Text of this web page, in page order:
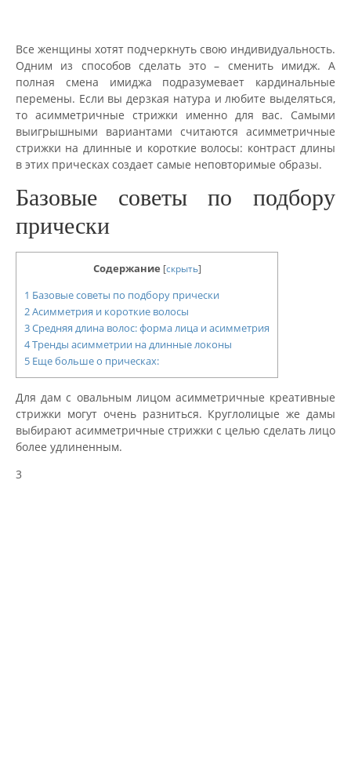
Все женщины хотят подчеркнуть свою индивидуальность.
Одним из способов сделать это – сменить имидж. А
полная смена имиджа подразумевает кардинальные
перемены. Если вы дерзкая натура и любите выделяться,
то асимметричные стрижки именно для вас. Самыми
выигрышными вариантами считаются асимметричные
стрижки на длинные и короткие волосы: контраст длины
в этих прическах создает самые неповторимые образы.
Базовые советы по подбору
прически
Содержание [скрыть]
1 Базовые советы по подбору прически
2Асимметрия и короткие волосы
3Средняя длина волос: форма лица и асимметрия
4Тренды асимметрии на длинные локоны
5 Еще больше о прическах:
Для дам с овальным лицом асимметричные креативные
стрижки могут очень разниться. Круглолицые же дамы
выбирают асимметричные стрижки с целью сделать лицо
более удлиненным.
3